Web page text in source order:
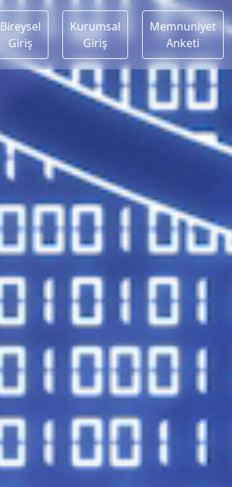
Bireysel
Giriş
Kurumsal
Giriş
Memnuniyet
Anketi